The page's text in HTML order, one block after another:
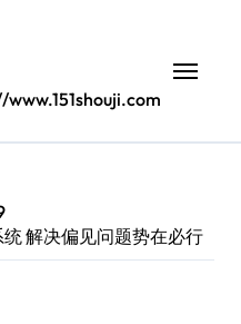
解决偏见问题势在必行